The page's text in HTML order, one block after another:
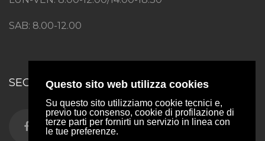
Questo sito web utilizza cookies
Su questo sito utilizziamo cookie tecnici e,
previo tuo consenso, cookie di profilazione di
terze parti per fornirti un servizio in linea con
le tue preferenze.
SAB: 8.00-12.00
SEGUICI SU